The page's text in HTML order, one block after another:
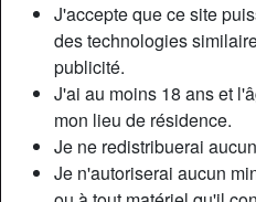
J'accepte que ce site
des technologies
publicité.
J'ai au moins 18 ans et
mon lieu de résidence.
Je ne redistribuerai
Je n'autoriserai aucun